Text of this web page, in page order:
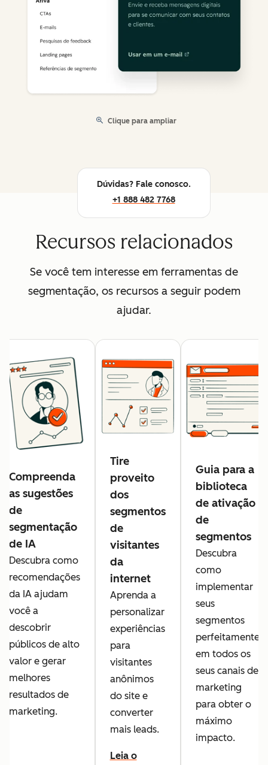
Clique para ampliar
Dúvidas? Fale conosco.
+1 888 482 7768
Recursos relacionados
Se você tem interesse em ferramentas de
segmentação, os recursos a seguir podem
ajudar.
Compreenda
as sugestões
de
segmentação
de IA
Descubra como
recomendações
da IA ajudam
você a
descobrir
públicos de alto
valor e gerar
melhores
resultados de
marketing.
Tire
proveito
dos
segmentos
de
visitantes
da
internet
Aprenda a
personalizar
experiências
para
visitantes
anônimos
do site e
converter
mais leads.
Leia o
Guia para a
biblioteca
de ativação
de
segmentos
Descubra
como
implementar
seus
segmentos
perfeitamente
em todos os
seus canais de
marketing
para obter o
máximo
impacto.